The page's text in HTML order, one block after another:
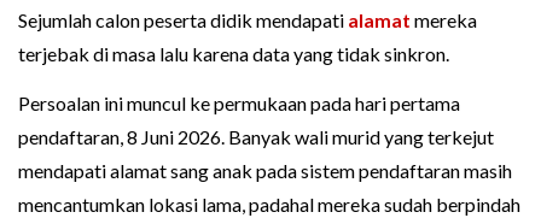
Sejumlah calon peserta didik mendapati alamat mereka
terjebak di masa lalu karena data yang tidak sinkron.
Persoalan ini muncul ke permukaan pada hari pertama
pendaftaran, 8 Juni 2026. Banyak wali murid yang terkejut
mendapati alamat sang anak pada sistem pendaftaran masih
mencantumkan lokasi lama, padahal mereka sudah berpindah